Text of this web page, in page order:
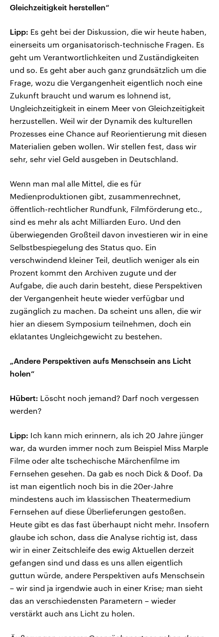
Gleichzeitigkeit herstellen“
Lipp: Es geht bei der Diskussion, die wir heute haben,
einerseits um organisatorisch-technische Fragen. Es
geht um Verantwortlichkeiten und Zuständigkeiten
und so. Es geht aber auch ganz grundsätzlich um die
Frage, wozu die Vergangenheit eigentlich noch eine
Zukunft braucht und warum es lohnend ist,
Ungleichzeitigkeit in einem Meer von Gleichzeitigkeit
herzustellen. Weil wir der Dynamik des kulturellen
Prozesses eine Chance auf Reorientierung mit diesen
Materialien geben wollen. Wir stellen fest, dass wir
sehr, sehr viel Geld ausgeben in Deutschland.
Wenn man mal alle Mittel, die es für
Medienproduktionen gibt, zusammenrechnet,
öffentlich-rechtlicher Rundfunk, Filmförderung etc.,
sind es mehr als acht Milliarden Euro. Und den
überwiegenden Großteil davon investieren wir in eine
Selbstbespiegelung des Status quo. Ein
verschwindend kleiner Teil, deutlich weniger als ein
Prozent kommt den Archiven zugute und der
Aufgabe, die auch darin besteht, diese Perspektiven
der Vergangenheit heute wieder verfügbar und
zugänglich zu machen. Da scheint uns allen, die wir
hier an diesem Symposium teilnehmen, doch ein
eklatantes Ungleichgewicht zu bestehen.
„Andere Perspektiven aufs Menschsein ans Licht
holen“
Hübert: Löscht noch jemand? Darf noch vergessen
werden?
Lipp: Ich kann mich erinnern, als ich 20 Jahre jünger
war, da wurden immer noch zum Beispiel Miss Marple
Filme oder alte tschechische Märchenfilme im
Fernsehen gesehen. Da gab es noch Dick & Doof. Da
ist man eigentlich noch bis in die 20er-Jahre
mindestens auch im klassischen Theatermedium
Fernsehen auf diese Überlieferungen gestoßen.
Heute gibt es das fast überhaupt nicht mehr. Insofern
glaube ich schon, dass die Analyse richtig ist, dass
wir in einer Zeitschleife des ewig Aktuellen derzeit
gefangen sind und dass es uns allen eigentlich
guttun würde, andere Perspektiven aufs Menschsein
– wir sind ja irgendwie auch in einer Krise; man sieht
das an verschiedensten Parametern – wieder
verstärkt auch ans Licht zu holen.